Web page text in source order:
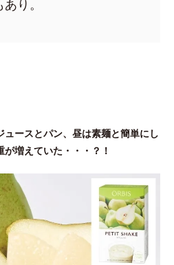
り。
ースとパン、昼は素麺と簡単にし
増えていた・・・？！